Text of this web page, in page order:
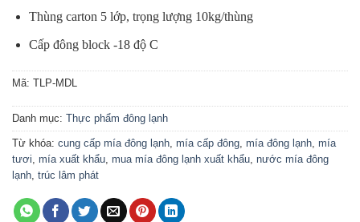
Thùng carton 5 lớp, trọng lượng 10kg/thùng
Cấp đông block -18 độ C
Mã: TLP-MDL
Danh mục: Thực phẩm đông lạnh
Từ khóa: cung cấp mía đông lạnh, mía cấp đông, mía đông lạnh, mía
tươi, mía xuất khẩu, mua mía đông lạnh xuất khẩu, nước mía đông
lạnh, trúc lâm phát